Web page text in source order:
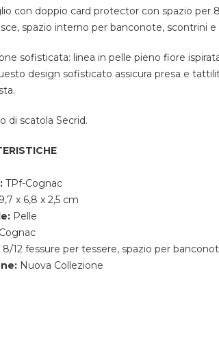
con doppio card protector con spazio per
spazio interno per banconote, scontrini
sofisticata: linea in pelle pieno fiore
design sofisticato assicura presa e
di scatola Secrid.
TPf-Cognac
9,7 x 6,8 x 2,5 cm
Pelle
Cognac
8/12 fessure per tessere, spazio per
Nuova Collezione